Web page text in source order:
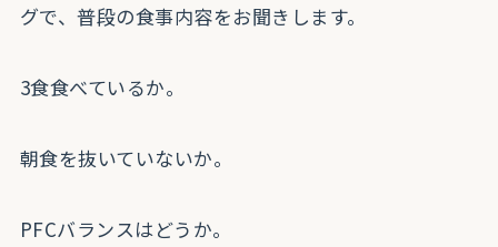
グで、普段の食事内容をお聞きします。
3食食べているか。
朝食を抜いていないか。
PFCバランスはどうか。